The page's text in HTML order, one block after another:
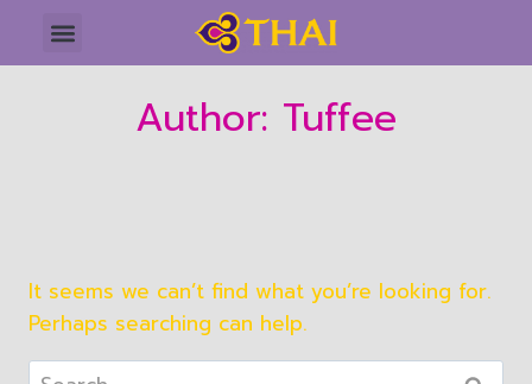
Author: Tuffee
It seems we can’t find what you’re looking for.
Perhaps searching can help.